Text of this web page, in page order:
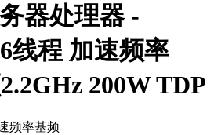
器处理器 -
线程 加速频率
200W TDP
频率基频